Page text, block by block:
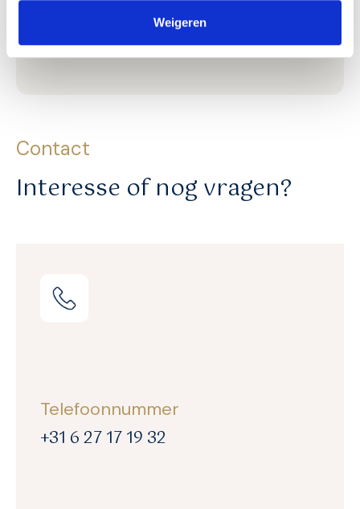
Weigeren
Contact
Interesse of nog vragen?
Telefoonnummer
+31 6 27 17 19 32